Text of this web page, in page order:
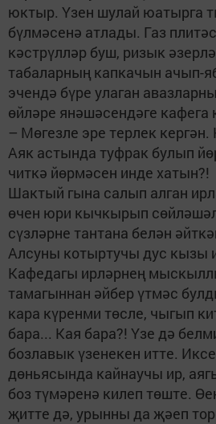
юктыр. Үзен шулай юатырга
бүлмәсенә атлады. Газ
кәстрүлләр буш, ризык
табаларның капкачын ачып-
эчендә бүре улаган
өйләре янәшәсендәге кафега
– Мөгезле эре терлек кергән.
Аяк астында туфрак булып
читкә йөрмәсен инде хатын?!
Шактый гына салып алган
өчен юри кычкырып
сүзләрне тантана белән
Алсуны котыртучы дус кызы
Кафедагы ирләрнең
тамагыннан әйбер үтмәс
кара күренми төсле, чыгып
бара... Кая бара?! Үзе дә
бозлавык үзенекен итте.
дөньясында кайнаучы ир,
боз түмәренә килеп төште.
җитте дә, урынны да җәеп